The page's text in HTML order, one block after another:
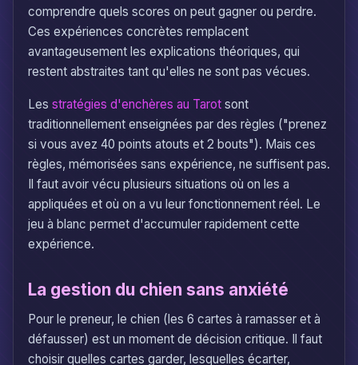
comprendre quels scores on peut gagner ou perdre.
Ces expériences concrètes remplacent
avantageusement les explications théoriques, qui
restent abstraites tant qu'elles ne sont pas vécues.
Les stratégies d'enchères au Tarot sont
traditionnellement enseignées par des règles ("prenez
si vous avez 40 points atouts et 2 bouts"). Mais ces
règles, mémorisées sans expérience, ne suffisent pas.
Il faut avoir vécu plusieurs situations où on les a
appliquées et où on a vu leur fonctionnement réel. Le
jeu à blanc permet d'accumuler rapidement cette
expérience.
La gestion du chien sans anxiété
Pour le preneur, le chien (les 6 cartes à ramasser et à
défausser) est un moment de décision critique. Il faut
choisir quelles cartes garder, lesquelles écarter,